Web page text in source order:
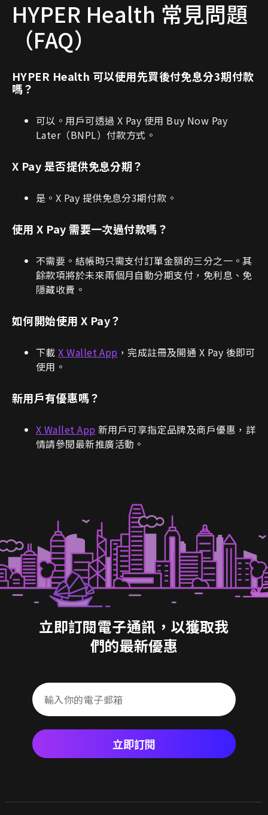
HYPER Health 常見問題
（FAQ）
HYPER Health 可以使用先買後付免息分3期付款
嗎？
可以。用戶可透過 X Pay 使用 Buy Now Pay
Later（BNPL）付款方式。
X Pay 是否提供免息分期？
是。X Pay 提供免息分3期付款。
使用 X Pay 需要一次過付款嗎？
不需要。結帳時只需支付訂單金額的三分之一。其
餘款項將於未來兩個月自動分期支付，免利息、免
隱藏收費。
如何開始使用 X Pay？
下載X Wallet App ，完成註冊及開通 X Pay 後即可
使用。
新用戶有優惠嗎？
X Wallet App 新用戶可享指定品牌及商戶優惠，詳
情請參閱最新推廣活動。
立即訂閱電子通訊，以獲取我
們的最新優惠
立即訂閱